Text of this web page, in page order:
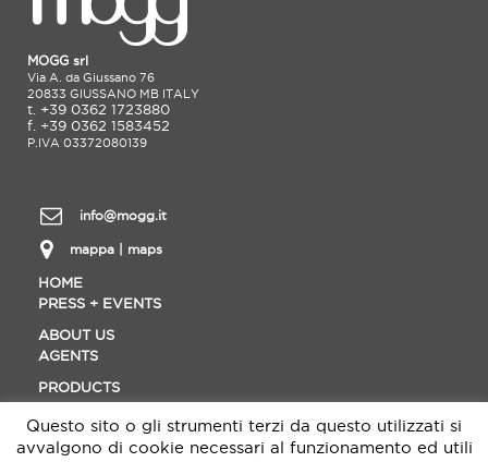
MOGG srl
Via A. da Giussano 76
20833 GIUSSANO MB ITALY
t. +39 0362 1723880
f. +39 0362 1583452
P.IVA 03372080139
info@mogg.it
mappa | maps
HOME
PRESS + EVENTS
ABOUT US
AGENTS
PRODUCTS
CONTACT
MATERIALS
Questo sito o gli strumenti terzi da questo utilizzati si
avvalgono di cookie necessari al funzionamento ed utili